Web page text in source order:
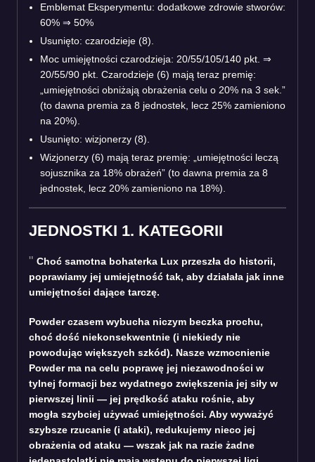
Emblemat Eksperymentu: dodatkowe zdrowie stworów:
60% ⇒ 50%
Usunięto: czarodzieje (8).
Moc umiejętności czarodzieja: 20/55/105/140 pkt. ⇒
20/55/90 pkt. Czarodzieje (6) mają teraz premię:
„umiejętności obniżają obrażenia celu o 20% na 3 sek.”
(to dawna premia za 8 jednostek, lecz 25% zamieniono
na 20%).
Usunięto: wizjonerzy (8).
Wizjonerzy (6) mają teraz premię: „umiejętności leczą
sojusznika za 18% obrażeń” (to dawna premia za 8
jednostek, lecz 20% zamieniono na 18%).
JEDNOSTKI 1. KATEGORII
Choć samotna bohaterka Lux przeszła do historii,
poprawiamy jej umiejętność tak, aby działała jak inne
umiejętności dające tarczę.
Powder czasem wybucha niczym beczka prochu,
choć dość niekonsekwentnie (i niekiedy nie
powodując większych szkód). Nasze wzmocnienie
Powder ma na celu poprawę jej niezawodności w
tylnej formacji bez wydatnego zwiększenia jej siły w
pierwszej linii — jej prędkość ataku rośnie, aby
mogła szybciej używać umiejętności. Aby wyważyć
szybsze rzucanie (i ataki), redukujemy nieco jej
obrażenia od ataku — wszak jak na razie żadne